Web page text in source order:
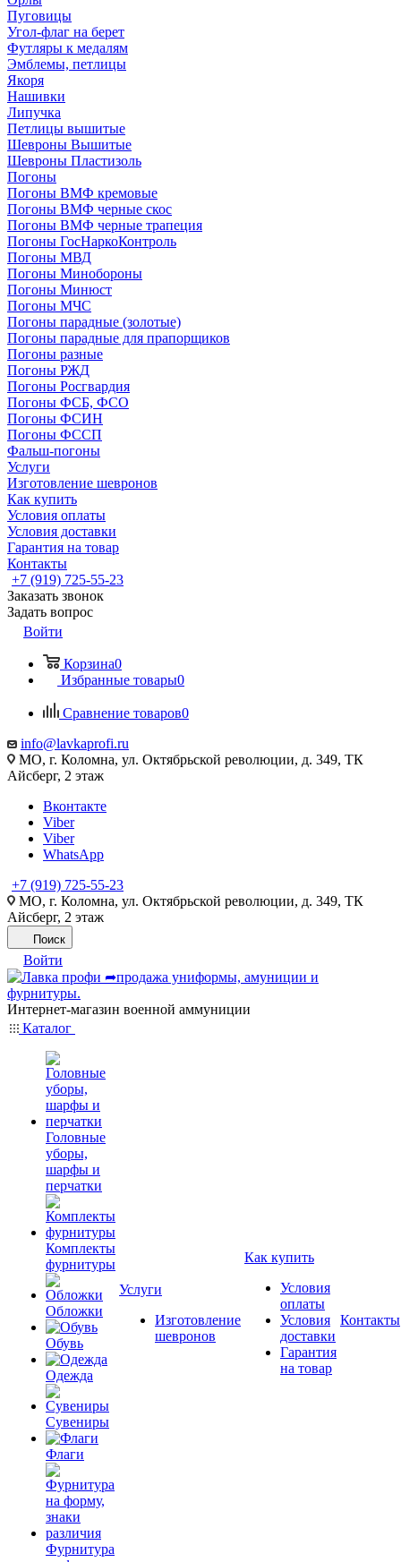
Пуговицы
Угол-флаг на берет
Футляры к медалям
Эмблемы, петлицы
Якоря
Нашивки
Липучка
Петлицы вышитые
Шевроны Вышитые
Шевроны Пластизоль
Погоны
Погоны ВМФ кремовые
Погоны ВМФ черные скос
Погоны ВМФ черные трапеция
Погоны ГосНаркоКонтроль
Погоны МВД
Погоны Минобороны
Погоны Минюст
Погоны МЧС
Погоны парадные (золотые)
Погоны парадные для прапорщиков
Погоны разные
Погоны РЖД
Погоны Росгвардия
Погоны ФСБ, ФСО
Погоны ФСИН
Погоны ФССП
Фальш-погоны
Услуги
Изготовление шевронов
Как купить
Условия оплаты
Условия доставки
Гарантия на товар
Контакты
+7 (919) 725-55-23
Заказать звонок
Задать вопрос
Войти
Корзина0
Избранные товары0
Сравнение товаров0
info@lavkaprofi.ru
МО, г. Коломна, ул. Октябрьской революции, д. 349, ТК
Айсберг, 2 этаж
Вконтакте
Viber
Viber
WhatsApp
+7 (919) 725-55-23
МО, г. Коломна, ул. Октябрьской революции, д. 349, ТК
Айсберг, 2 этаж
Поиск
Войти
Интернет-магазин военной аммуниции
Каталог
Головные
уборы,
шарфы и
перчатки
Комплекты
фурнитуры
Обложки
Обувь
Одежда
Сувениры
Флаги
Фурнитура
Услуги
Изготовление
шевронов
Как купить
Условия
оплаты
Условия
доставки
Гарантия
на товар
Контакты